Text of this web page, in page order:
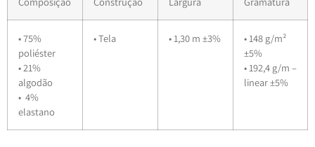
• 75%
poliéster
• 21%
algodão
• 4%
elastano
• Tela • 1,30 m ±3%
• 148 g/m²
±5%
• 192,4 g/m –
linear ±5%